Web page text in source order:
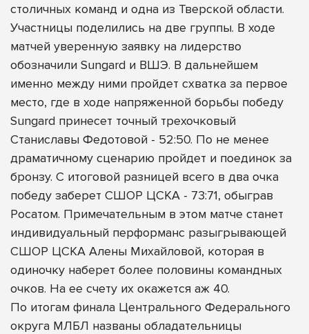
столичных команд и одна из Тверской области.
Участницы поделились на две группы. В ходе
матчей уверенную заявку на лидерство
обозначили Sungard и ВШЭ. В дальнейшем
именно между ними пройдет схватка за первое
место, где в ходе напряженной борьбы победу
Sungard принесет точный трехочковый
Станиславы Федотовой - 52:50. По не менее
драматичному сценарию пройдет и поединок за
бронзу. С итоговой разницей всего в два очка
победу заберет СШОР ЦСКА - 73:71, обыграв
Росатом. Примечательным в этом матче станет
индивидуальный перформанс разыгрывающей
СШОР ЦСКА Алены Михайловой, которая в
одиночку наберет более половины командных
очков. На ее счету их окажется аж 40.
По итогам финала Центрального Федерального
округа МЛБЛ названы обладательницы